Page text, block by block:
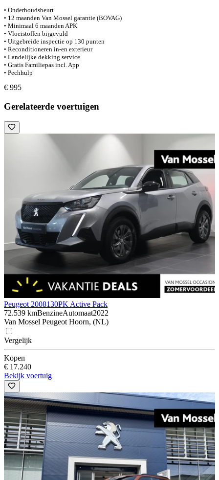
• Onderhoudsbeurt
• 12 maanden Van Mossel garantie (BOVAG)
• Minimaal 6 maanden APK
• Vloeistoffen bijgevuld
• Uitgebreide inspectie op 130 punten
• Reconditioneren in-en exterieur
• Landelijke dekking service
• Gratis Familiepas incl. App
• Pechhulp
€ 995
Gerelateerde voertuigen
Peugeot 2008130PK Active Pack
72.539 kmBenzineAutomaat2022
Van Mossel Peugeot Hoorn, (NL)
Vergelijk
Kopen
€ 17.240
Bekijk voertuig